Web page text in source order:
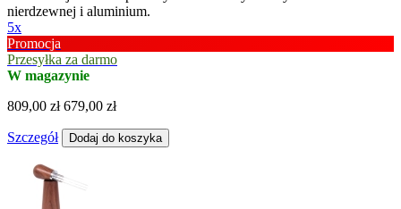
nierdzewnej i aluminium.
5x
Promocja
Przesyłka za darmo
W magazynie
809,00 zł 679,00 zł
Szczegół Dodaj do koszyka